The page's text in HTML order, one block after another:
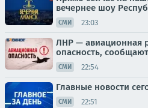
вечернее шоу
СМИ 23:03
ЛНР — авиационная
опасность,
СМИ 22:54
Главные новости
СМИ 22:51